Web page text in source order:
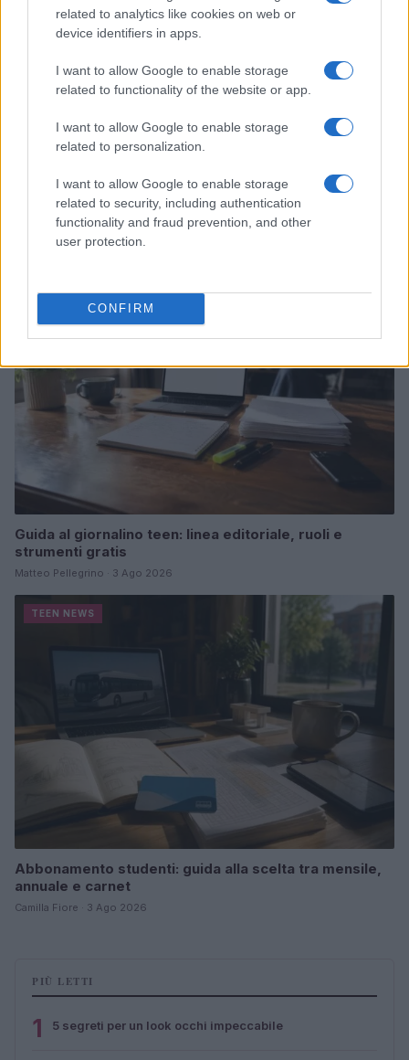
related to analytics like cookies on web or
device identifiers in apps.
I want to allow Google to enable storage
related to functionality of the website or app.
I want to allow Google to enable storage
related to personalization.
I want to allow Google to enable storage
related to security, including authentication
functionality and fraud prevention, and other
user protection.
CONFIRM
Sterling Point – L’isola dei segreti: trama, cast e
perché guardarla
Cristian Castiglioni · 7 Ago 2026
Guida al giornalino teen: linea editoriale, ruoli e
strumenti gratis
Matteo Pellegrino · 3 Ago 2026
TEEN NEWS
Abbonamento studenti: guida alla scelta tra mensile,
annuale e carnet
Camilla Fiore · 3 Ago 2026
PIÙ LETTI
1 5 segreti per un look occhi impeccabile